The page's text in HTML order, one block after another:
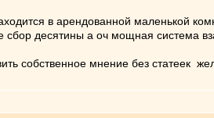
в арендованной маленькой
сбор десятины а оч мощная система
собственное мнение без статеек